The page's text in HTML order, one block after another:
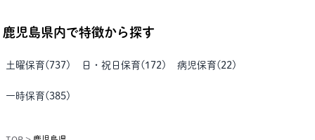
鹿児島県内で特徴から探す
土曜保育( 737 ) 日・祝日保育( 172 ) 病児保育( 22 )
一時保育(385)